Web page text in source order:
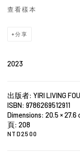
查看樣本
分享
2023
出版者: YIRI LIVING
ISBN: 9786269512911
Dimensions: 20.5 × 27.6
頁: 208
NTD2500